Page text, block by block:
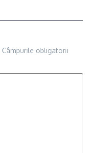
Câmpurile obligatorii